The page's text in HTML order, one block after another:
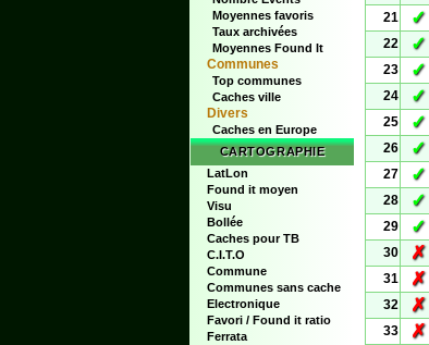
Moyennes favoris
Taux archivées
Moyennes Found It
Communes
Top communes
Caches ville
Divers
Caches en Europe
CARTOGRAPHIE
LatLon
Found it moyen
Visu
Bollée
Caches pour TB
C.I.T.O
Commune
Communes sans cache
Electronique
Favori / Found it ratio
Ferrata
21
✓
22
✓
23
✓
24
✓
25
✓
26
✓
27
✓
28
✓
29
✓
30
✗
31
✗
32
✗
33
✗